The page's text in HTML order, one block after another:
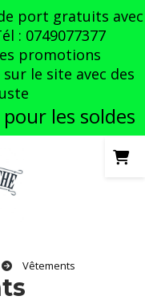
port gratuits avec
: 0749077377
promotions
le site avec des
les soldes
Vêtements